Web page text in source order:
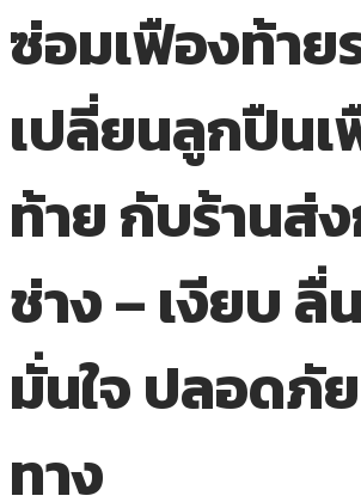
ซ่อมเฟืองท้าย
เปลี่ยนลูกปืนเ
ท้าย กับร้านส่
ช่าง – เงียบ ลื่
มั่นใจ ปลอดภั
ทาง